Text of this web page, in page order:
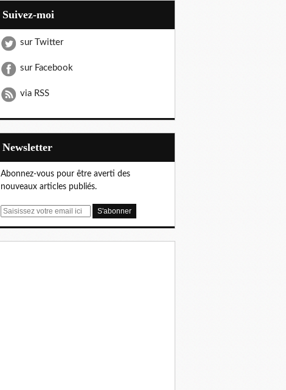
Suivez-moi
sur Twitter
sur Facebook
via RSS
Newsletter
Abonnez-vous pour être averti des
nouveaux articles publiés.
E